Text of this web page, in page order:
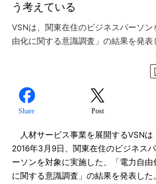
う考えている
VSNは、関東在住のビジネスパーソ
由化に関する意識調査」の結果を発表
Share Post
人材サービス事業を展開するVSNは
2016年3月9日、関東在住のビジネスパ
ーソンを対象に実施した、「電力自由
に関する意識調査」の結果を発表した。